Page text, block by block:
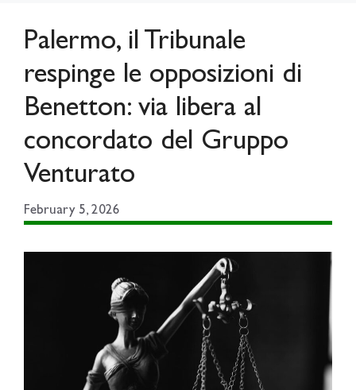
Palermo, il Tribunale
respinge le opposizioni di
Benetton: via libera al
concordato del Gruppo
Venturato
February 5, 2026